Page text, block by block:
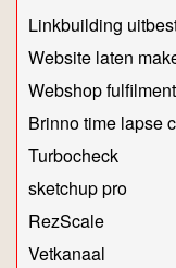
Linkbuilding
Website laten
Webshop fulfilment
Brinno time lapse
Turbocheck
sketchup pro
RezScale
Vetkanaal